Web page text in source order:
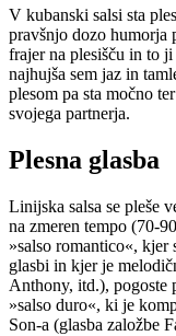
V kubanski salsi sta
pravšnjo dozo humorja
frajer na plesišču in to
najhujša sem jaz in
plesom pa sta močno
svojega partnerja.
Plesna glasba
Linijska salsa se pleše
na zmeren tempo (70-
»salso romantico«, kjer
glasbi in kjer je
Anthony, itd.), pogoste
»salso duro«, ki je
Son-a (glasba založbe